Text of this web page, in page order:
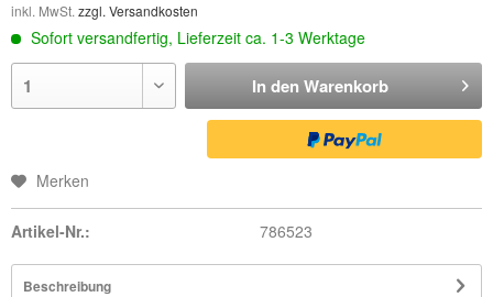
inkl. MwSt. zzgl. Versandkosten
Sofort versandfertig, Lieferzeit ca. 1-3 Werktage
In den Warenkorb
Merken
Artikel-Nr.: 786523
Beschreibung